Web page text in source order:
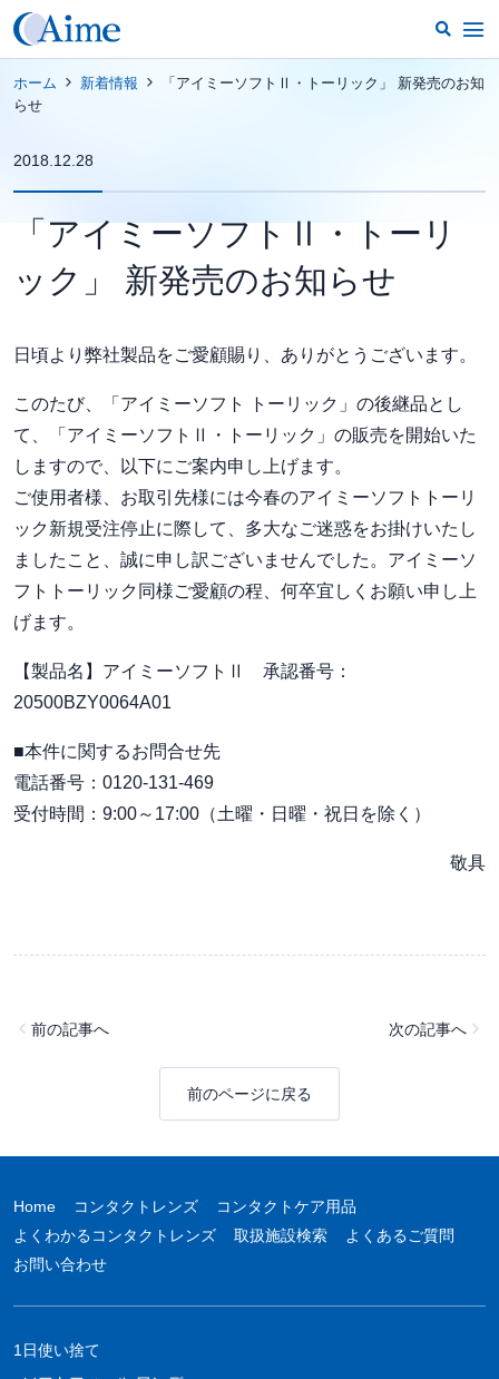
ホーム 新着情報
「アイミーソフトⅡ・トーリック」 新発売のお知
らせ
2018.12.28
「アイミーソフトⅡ・トーリ
ック」 新発売のお知らせ
日頃より弊社製品をご愛顧賜り、ありがとうございます。
このたび、「アイミーソフト トーリック」の後継品とし
て、「アイミーソフトⅡ・トーリック」の販売を開始いた
しますので、以下にご案内申し上げます。
ご使用者様、お取引先様には今春のアイミーソフトトーリ
ック新規受注停止に際して、多大なご迷惑をお掛けいたし
ましたこと、誠に申し訳ございませんでした。アイミーソ
フトトーリック同様ご愛顧の程、何卒宜しくお願い申し上
げます。
【製品名】アイミーソフトⅡ 承認番号：
20500BZY0064A01
■本件に関するお問合せ先
電話番号：0120-131-469
受付時間：9:00～17:00（土曜・日曜・祝日を除く）
敬具
前の記事へ 次の記事へ
前のページに戻る
Home コンタクトレンズ
コンタクトケア用品
よくわかるコンタクトレンズ
取扱施設検索
よくあるご質問
お問い合わせ
1日使い捨て